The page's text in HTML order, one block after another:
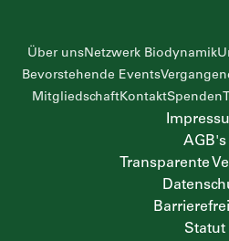
Über unsNetzwerk Biodynamik
Bevorstehende Events
MitgliedschaftKontaktSpenden
AGB's
Transparente
Statut